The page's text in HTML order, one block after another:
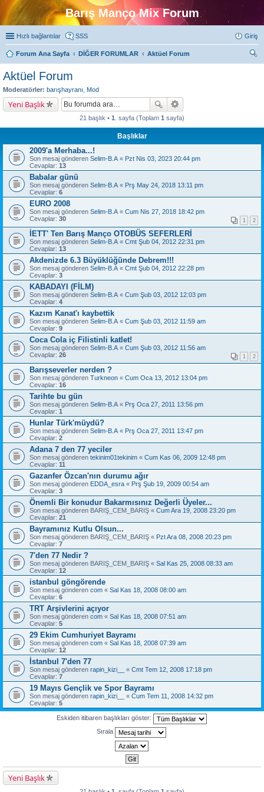
Barış Manço Mix Forum
Hızlı bağlantılar SSS Giriş
Forum Ana Sayfa DİĞER FORUMLAR
Aktüel Forum
Aktüel Forum
Moderatörler: barışhayranı Mod
Yeni Başlık
21 başlık • 1 . sayfa (Toplam 1 sayfa)
Başlıklar
2009'a Merhaba...!
Son mesaj gönderen Selim-B.A « Pzt Nis 03, 2023 20:44 pm
Cevaplar: 13
Babalar günü
Son mesaj gönderen Selim-B.A « Prş May 24, 2018 13:11 pm
Cevaplar: 6
EURO 2008
Son mesaj gönderen Selim-B.A « Cum Nis 27, 2018 18:42 pm
Cevaplar: 30 1 2
İETT' Ten Barış Manço OTOBÜS SEFERLERİ
Son mesaj gönderen Selim-B.A « Cmt Şub 04, 2012 22:31 pm
Cevaplar: 13
Akdenizde 6.3 Büyüklüğünde Debrem!!!
Son mesaj gönderen Selim-B.A « Cmt Şub 04, 2012 22:28 pm
Cevaplar: 3
KABADAYI (FİLM)
Son mesaj gönderen Selim-B.A « Cum Şub 03, 2012 12:03 pm
Cevaplar: 4
Kazım Kanat'ı kaybettik
Son mesaj gönderen Selim-B.A « Cum Şub 03, 2012 11:59 am
Cevaplar: 9
Coca Cola iç Filistinli katlet!
Son mesaj gönderen Selim-B.A « Cum Şub 03, 2012 11:56 am
Cevaplar: 26 1 2
Barışseverler nerden ?
Son mesaj gönderen Turkneon « Cum Oca 13, 2012 13:04 pm
Cevaplar: 16
Tarihte bu gün
Son mesaj gönderen Selim-B.A « Prş Oca 27, 2011 13:56 pm
Cevaplar: 1
Hunlar Türk'müydü?
Son mesaj gönderen Selim-B.A « Prş Oca 27, 2011 13:47 pm
Cevaplar: 2
Adana 7 den 77 yeciler
Son mesaj gönderen tekinim01tekinim « Cum Kas 06, 2009 12:48 pm
Cevaplar: 11
Gazanfer Özcan'nın durumu ağır
Son mesaj gönderen EDDA_esra « Prş Şub 19, 2009 00:54 am
Cevaplar: 3
Önemli Bir konudur Bakarmısınız Değerli Üyeler...
Son mesaj gönderen BARIŞ_CEM_BARIŞ « Cum Ara 19, 2008 23:20 pm
Cevaplar: 21
Bayramınız Kutlu Olsun...
Son mesaj gönderen BARIŞ_CEM_BARIŞ « Pzt Ara 08, 2008 20:23 pm
Cevaplar: 7
7'den 77 Nedir ?
Son mesaj gönderen BARIŞ_CEM_BARIŞ « Sal Kas 25, 2008 08:33 am
Cevaplar: 12
istanbul göngörende
Son mesaj gönderen com « Sal Kas 18, 2008 08:00 am
Cevaplar: 6
TRT Arşivlerini açıyor
Son mesaj gönderen com « Sal Kas 18, 2008 07:51 am
Cevaplar: 5
29 Ekim Cumhuriyet Bayramı
Son mesaj gönderen com « Sal Kas 18, 2008 07:39 am
Cevaplar: 12
İstanbul 7'den 77
Son mesaj gönderen rapin_kizi__ « Cmt Tem 12, 2008 17:18 pm
Cevaplar: 7
19 Mayıs Gençlik ve Spor Bayramı
Son mesaj gönderen rapin_kizi__ « Cum Tem 11, 2008 14:32 pm
Cevaplar: 5
Eskiden itibaren başlıkları göster:
Sırala
Yeni Başlık